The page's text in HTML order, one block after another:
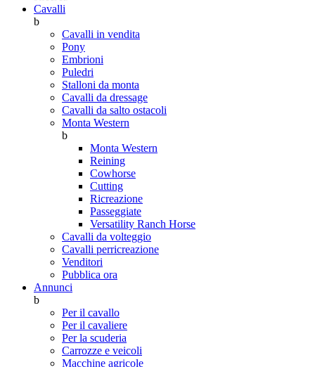
Cavalli
b
Cavalli in vendita
Pony
Embrioni
Puledri
Stalloni da monta
Cavalli da dressage
Cavalli da salto ostacoli
Monta Western
b
Monta Western
Reining
Cowhorse
Cutting
Ricreazione
Passeggiate
Versatility Ranch Horse
Cavalli da volteggio
Cavalli perricreazione
Venditori
Pubblica ora
Annunci
b
Per il cavallo
Per il cavaliere
Per la scuderia
Carrozze e veicoli
Macchine agricole